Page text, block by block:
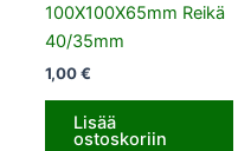
100X100X65mm Reikä
40/35mm
1,00€
Lisää
ostoskoriin